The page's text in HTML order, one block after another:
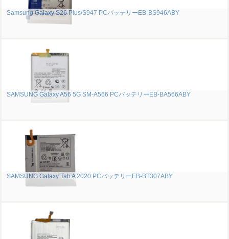
Samsung Galaxy S26 Plus/S947 PCバッテリーEB-BS946ABY
SAMSUNG Galaxy A56 5G SM-A566 PCバッテリーEB-BA566ABY
SAMSUNG Galaxy Tab A 2020 PCバッテリーEB-BT307ABY